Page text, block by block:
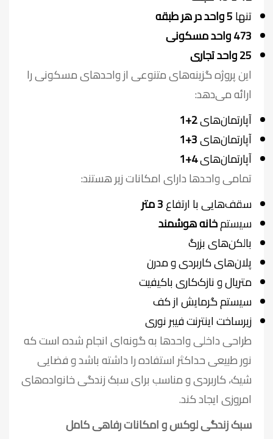
تنها5 واحد در هر طبقه
473 واحد مسکونی
25 واحد تجاری
این پروژه گزینه‌های متنوعی از واحدهای مسکونی را
ارائه می‌دهد:
آپارتمان‌های2+1
آپارتمان‌های3+1
آپارتمان‌های4+1
تمامی واحدها دارای امکانات زیر هستند:
سقف‌هایی با ارتفاع3 متر
سیستمخانه هوشمند
بالکن‌های بزرگ
پلان‌های کاربردی و مدرن
متریال و نازک‌کاری باکیفیت
سیستم گرمایش از کف
زیرساخت اینترنت فیبر نوری
طراحی داخلی واحدها به گونه‌ای انجام شده است که
نور طبیعی حداکثر استفاده را داشته باشد و فضایی
شیک، کاربردی و مناسب برای سبک زندگی خانواده‌های
امروزی ایجاد کند.
سبک زندگی لوکس و امکانات رفاهی کامل